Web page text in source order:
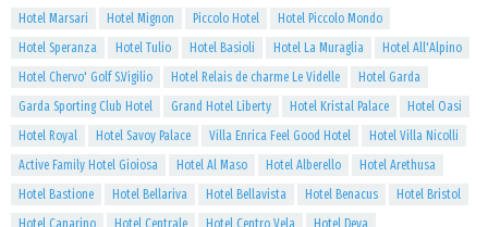
Hotel Marsari
Hotel Mignon Piccolo Hotel
Hotel Piccolo Mondo
Hotel Speranza
Hotel Tulio Hotel Basioli Hotel La Muraglia
Hotel All'Alpino
Hotel Chervo' Golf S.Vigilio
Hotel Relais de charme Le Videlle
Hotel Garda
Garda Sporting Club Hotel
Grand Hotel Liberty Hotel Kristal Palace
Hotel Oasi
Hotel Royal
Hotel Savoy Palace Villa Enrica Feel Good Hotel
Hotel Villa Nicolli
Active Family Hotel Gioiosa
Hotel Al Maso Hotel Alberello
Hotel Arethusa
Hotel Bastione
Hotel Bellariva Hotel Bellavista Hotel Benacus
Hotel Bristol
Hotel Canarino
Hotel Centrale Hotel Centro Vela
Hotel Deva